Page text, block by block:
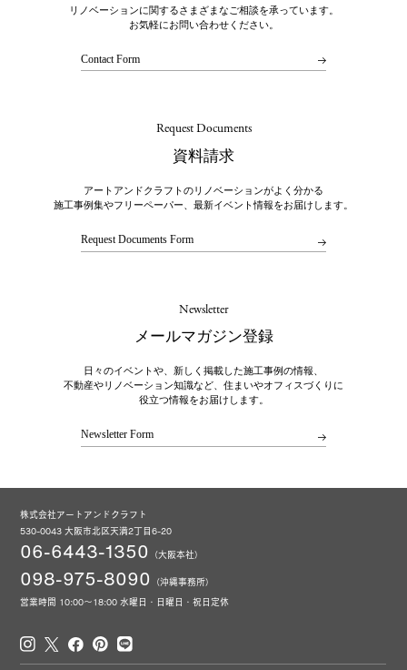
リノベーションに関するさまざまなご相談を承っています。
お気軽にお問い合わせください。
Contact Form
Request Documents
資料請求
アートアンドクラフトのリノベーションがよく分かる
施工事例集やフリーペーパー、最新イベント情報をお届けします。
Request Documents Form
Newsletter
メールマガジン登録
日々のイベントや、新しく掲載した施工事例の情報、
不動産やリノベーション知識など、住まいやオフィスづくりに
役立つ情報をお届けします。
Newsletter Form
株式会社アートアンドクラフト
530-0043 大阪市北区天満2丁目6-20
06-6443-1350 （大阪本社）
098-975-8090
（沖縄事務所）
営業時間 10:00～18:00 水曜日・日曜日・祝日定休